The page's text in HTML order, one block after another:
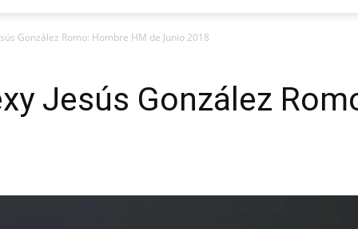
González Romo: Hombre HM de Junio 2018
Jesús González